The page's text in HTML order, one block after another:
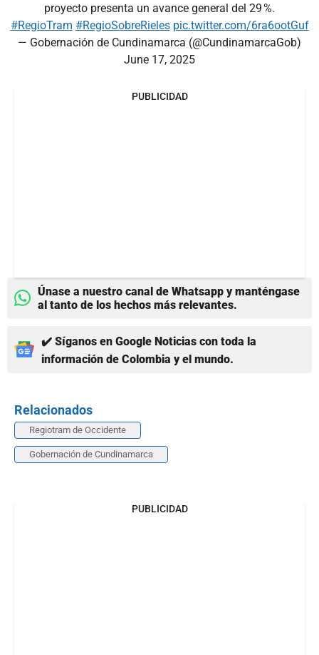
proyecto presenta un avance general del 29 %.
#RegioTram #RegioSobreRieles pic.twitter.com/6ra6ootGuf
— Gobernación de Cundinamarca (@CundinamarcaGob)
June 17, 2025
PUBLICIDAD
Únase a nuestro canal de Whatsapp y manténgase
al tanto de los hechos más relevantes.
✔️ Síganos en Google Noticias con toda la
información de Colombia y el mundo.
Relacionados
Regiotram de Occidente
Gobernación de Cundinamarca
PUBLICIDAD